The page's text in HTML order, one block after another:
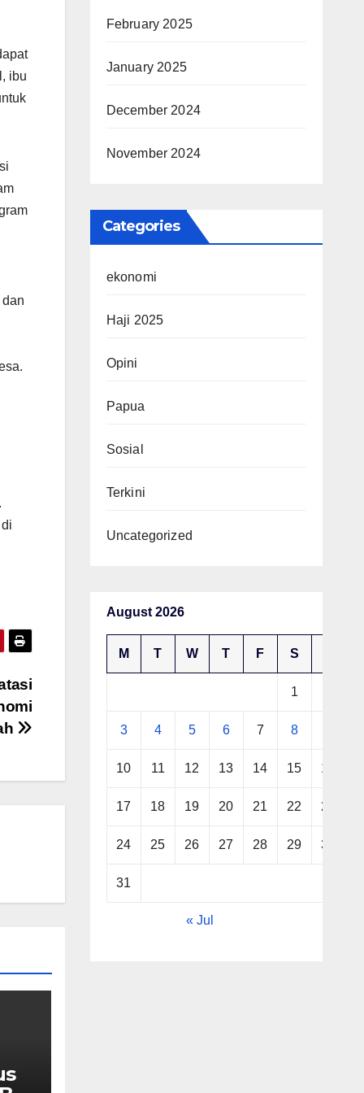
ibu
February 2025
January 2025
December 2024
November 2024
Categories
ekonomi
Haji 2025
Opini
Papua
Sosial
Terkini
Uncategorized
August 2026
M T W T F S
1
3 4 5 6 7 8
10 11 12 13 14 15 16
17 18 19 20 21 22 23
24 25 26 27 28 29 30
31
« Jul